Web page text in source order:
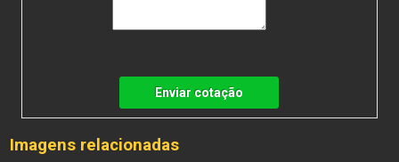
Enviar cotação
Imagens relacionadas